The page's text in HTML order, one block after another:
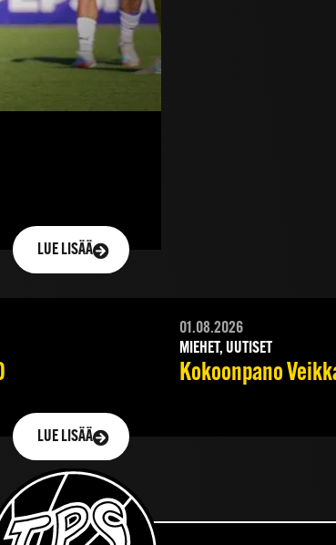
LUE LISÄÄ
LUE LISÄÄ
01.08.2026
MIEHET, UUTISET
Kokoonpano